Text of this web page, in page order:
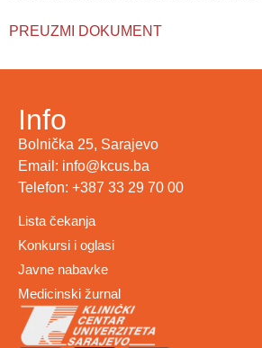
PREUZMI DOKUMENT
Info
Bolnička 25, Sarajevo
Email: info@kcus.ba
Telefon: +387 33 29 70 00
Lista čekanja
Konkursi i oglasi
Javne nabavke
Medicinski žurnal